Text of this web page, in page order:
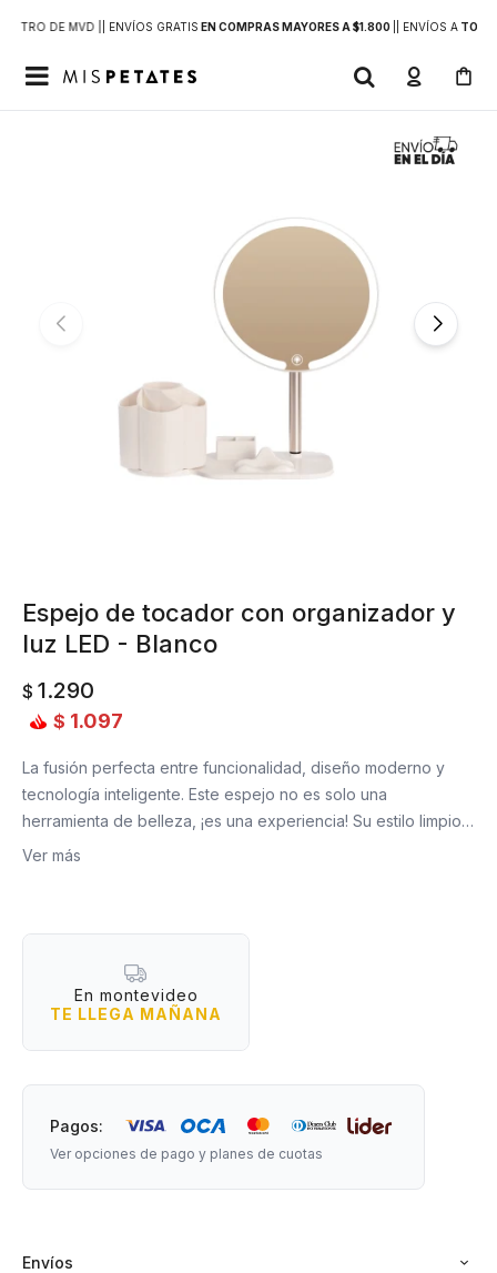
DE MVD | | ENVÍOS GRATIS EN COMPRAS MAYORES A $1.800 | ENVÍOS ATODO

Espejo de tocador con organizador y
luz LED - Blanco
$ 1.290
$ 1.097
La fusión perfecta entre funcionalidad, diseño moderno y
tecnología inteligente. Este espejo no es solo una
herramienta de belleza, ¡es una experiencia! Su estilo limpio y
minimalista encaja perfectamente en cualquier espacio:
- Luz LED incorporada con aro luminoso de 3 intensidades
regulables.
- Giro de hasta 360° para inclinarlo y acomodarlo al ángulo
- Organizador giratorio con divisores especiales para
colocar cosméticos, brochas, pinceles, esponjas, anillos o
cualquier accesorio.
Ver más
En montevideo
TE LLEGA MAÑANA
Pagos:
Ver opciones de pago y planes de cuotas
Envíos